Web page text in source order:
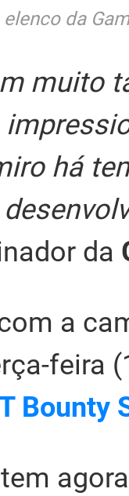
da
muito
há
da
a
feira
Bounty
tem